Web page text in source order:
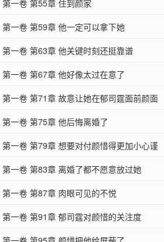
第一卷 第55章 住到颜家
第一卷 第59章 他一定可以拿下她
第一卷 第63章 他关键时刻还挺靠谱
第一卷 第67章 他好像太过在意了
第一卷 第71章 故意让她在郁司霆面前颜面
扫地
第一卷 第75章 他后悔离婚了
第一卷 第79章 想要对付颜惜得更加小心谨
慎
第一卷 第83章 离婚了都不愿意放过她
第一卷 第87章 肉眼可见的不悦
第一卷 第91章 郁司霆对颜惜的关注度